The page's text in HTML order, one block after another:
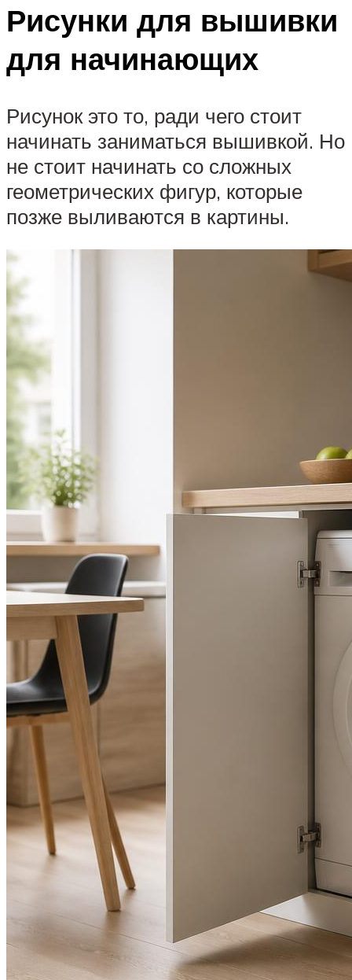
Рисунки для вышивки
для начинающих
Рисунок это то, ради чего стоит
начинать заниматься вышивкой. Но
не стоит начинать со сложных
геометрических фигур, которые
позже выливаются в картины.